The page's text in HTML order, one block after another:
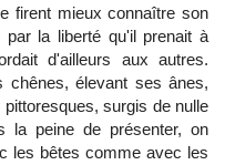
firent mieux connaître son
par la liberté qu'il prenait à
d'ailleurs aux autres.
chênes, élevant ses ânes,
surgis de nulle
la peine de présenter, on
les bêtes comme avec les